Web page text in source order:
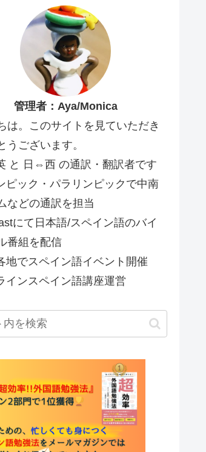
管理者：Aya/Monica
は。このサイトを見ていただき
うございます。
と 日⇔西 の通訳・翻訳者です
ピック・パラリンピックで中南
などの通訳を担当
にて日本語/スペイン語のバイ
番組を配信
地でスペイン語イベント開催
インスペイン語講座運営